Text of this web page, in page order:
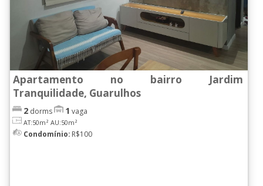
Jd. Sta.Rita(6)
Jd. Sto.Expedito(9)
Jd. Sao Domingos(7)
Jd. Sao Joao(2)
Jd. Sao Luis (12)
Jd. Sao Paulo
Jd. Silvestre J.P.Dutra
Apartamento no bairro Jardim
Tranquilidade, Guarulhos
2 dorms 1 vaga
AT:50m² AU:50m²
Condomínio: R$100